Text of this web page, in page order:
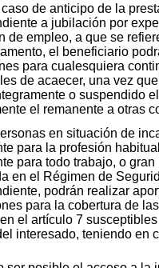
de anticipo de la
a jubilación por
de empleo, a que se
el beneficiario
para cualesquiera
de acaecer, una vez
o suspendido
el remanente a otras
en situación de
para la profesión
para todo trabajo, o gran
en el Régimen de
podrán realizar
para la cobertura de
el artículo 7
interesado, teniendo en